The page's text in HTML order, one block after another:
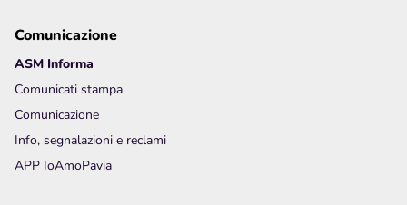
Comunicazione
ASM Informa
Comunicati stampa
Comunicazione
Info, segnalazioni e reclami
APP IoAmoPavia